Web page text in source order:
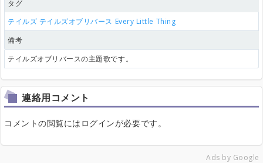
タグ
テイルズ テイルズオブリバース Every Little Thing
備考
テイルズオブリバースの主題歌です。
連絡用コメント
コメントの閲覧にはログインが必要です。
Ads by Google